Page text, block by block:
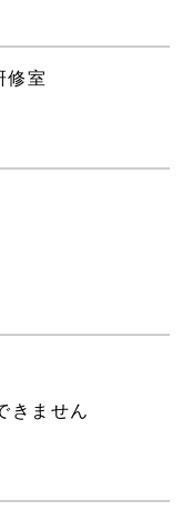
室
きません